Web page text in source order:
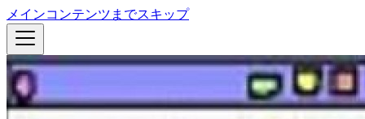
メインコンテンツまでスキップ